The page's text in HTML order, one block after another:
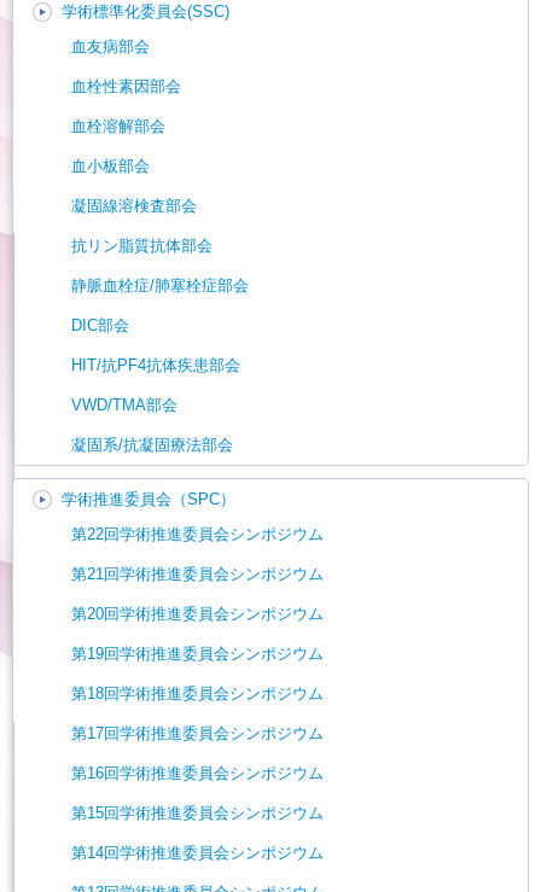
学術標準化委員会(SSC)
血友病部会
血栓性素因部会
血栓溶解部会
血小板部会
凝固線溶検査部会
抗リン脂質抗体部会
静脈血栓症/肺塞栓症部会
DIC部会
HIT/抗PF4抗体疾患部会
VWD/TMA部会
凝固系/抗凝固療法部会
学術推進委員会（SPC）
第22回学術推進委員会シンポジウム
第21回学術推進委員会シンポジウム
第20回学術推進委員会シンポジウム
第19回学術推進委員会シンポジウム
第18回学術推進委員会シンポジウム
第17回学術推進委員会シンポジウム
第16回学術推進委員会シンポジウム
第15回学術推進委員会シンポジウム
第14回学術推進委員会シンポジウム